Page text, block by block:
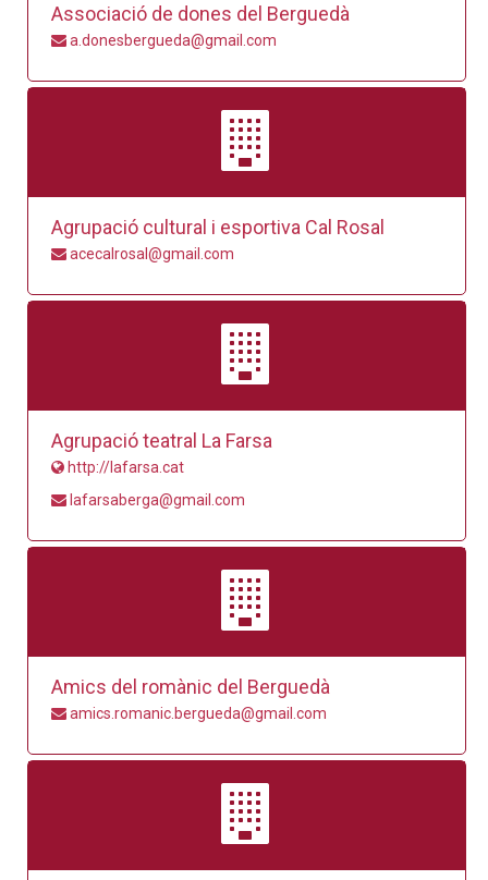
Associació de dones del Berguedà
a.donesbergueda@gmail.com
Agrupació cultural i esportiva Cal Rosal
acecalrosal@gmail.com
Agrupació teatral La Farsa
http://lafarsa.cat
lafarsaberga@gmail.com
Amics del romànic del Berguedà
amics.romanic.bergueda@gmail.com